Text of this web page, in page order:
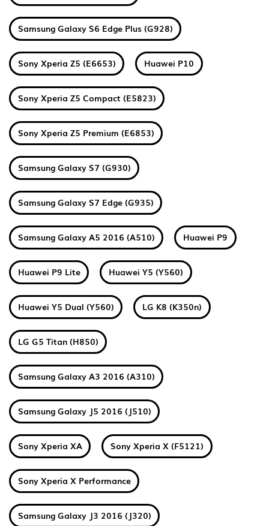
Samsung Galaxy S6 Edge Plus (G928)
Sony Xperia Z5 (E6653) Huawei P10
Sony Xperia Z5 Compact (E5823)
Sony Xperia Z5 Premium (E6853)
Samsung Galaxy S7 (G930)
Samsung Galaxy S7 Edge (G935)
Samsung Galaxy A5 2016 (A510) Huawei P9
Huawei P9 Lite Huawei Y5 (Y560)
Huawei Y5 Dual (Y560) LG K8 (K350n)
LG G5 Titan (H850)
Samsung Galaxy A3 2016 (A310)
Samsung Galaxy J5 2016 (J510)
Sony Xperia XA Sony Xperia X (F5121)
Sony Xperia X Performance
Samsung Galaxy J3 2016 (J320)